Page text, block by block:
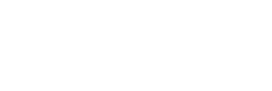
です。
ありません。
です。
ず変更すること